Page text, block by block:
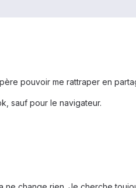
pouvoir me rattraper en
sauf pour le navigateur.